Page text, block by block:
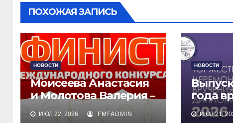
ПОХОЖАЯ ЗАПИСЬ
НОВОСТИ
Моисеева Анастасия
и Молотова Валерия –
лауреаты
ИЮЛ 22, 2026 FMFADMIN
НОВОСТИ
года
ИЮЛ 21,